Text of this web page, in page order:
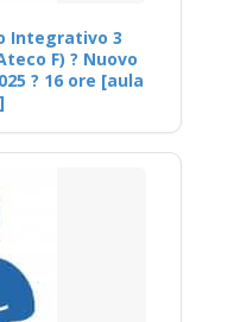
Integrativo 3
F) ? Nuovo
? 16 ore [aula